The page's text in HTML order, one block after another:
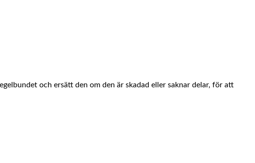
och ersätt den om den är skadad eller saknar delar, för att